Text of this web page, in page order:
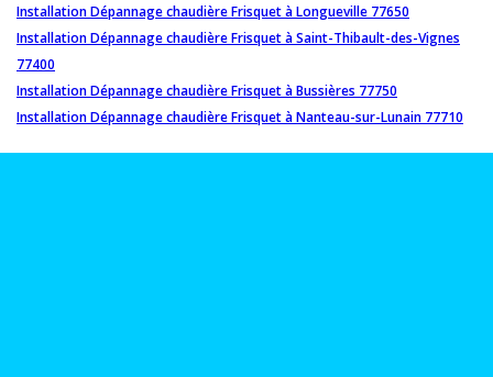
Installation Dépannage chaudière Frisquet à Longueville 77650
Installation Dépannage chaudière Frisquet à Saint-Thibault-des-Vignes
77400
Installation Dépannage chaudière Frisquet à Bussières 77750
Installation Dépannage chaudière Frisquet à Nanteau-sur-Lunain 77710